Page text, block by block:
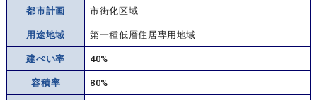
都市計画 市街化区域
用途地域 第一種低層住居専用地域
建ぺい率 40%
容積率 80%